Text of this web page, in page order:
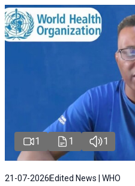
1 1 1
21-07-2026 Edited News | WHO